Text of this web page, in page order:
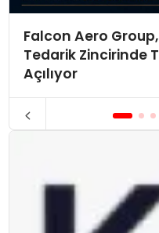
Falcon Aero
Tedarik Zincirinde
Açılıyor